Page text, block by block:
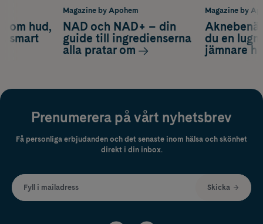
Magazine by
du en
jämnare
om hud,
smart
Magazine by Apohem
NAD och NAD+ – din
guide till ingredienserna
alla pratar om
Prenumerera på vårt nyhetsbrev
Få personliga erbjudanden och det senaste inom hälsa och skönhet
direkt i din inbox.
Fyll i mailadress Skicka